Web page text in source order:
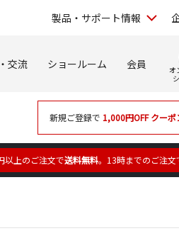
製品・サポート情報
交流 ショールーム 会員
オ
新規ご登録で 1,000円OFFクーポ
以上のご注文で送料無料。13時までのご注文